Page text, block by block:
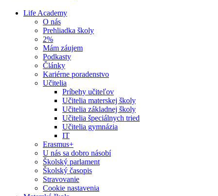
Life Academy
O nás
Prehliadka školy
2%
Mám záujem
Podkasty
Články
Kariérne poradenstvo
Učitelia
Príbehy učiteľov
Učitelia materskej školy
Učitelia základnej školy
Učitelia špeciálnych tried
Učitelia gymnázia
IT
Erasmus+
U nás sa dobro násobí
Školský parlament
Školský časopis
Stravovanie
Cookie nastavenia